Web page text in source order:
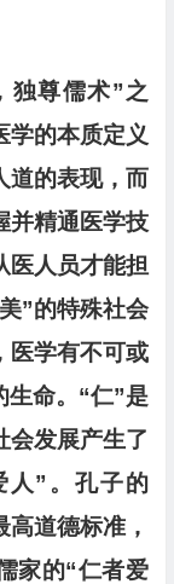
独尊儒术”之
学的本质定义
道的表现，而
并精通医学技
医人员才能担
”的特殊社会
医学有不可或
生命。“仁”是
会发展产生了
人”。孔子的
道德标准，
家的“仁者爱